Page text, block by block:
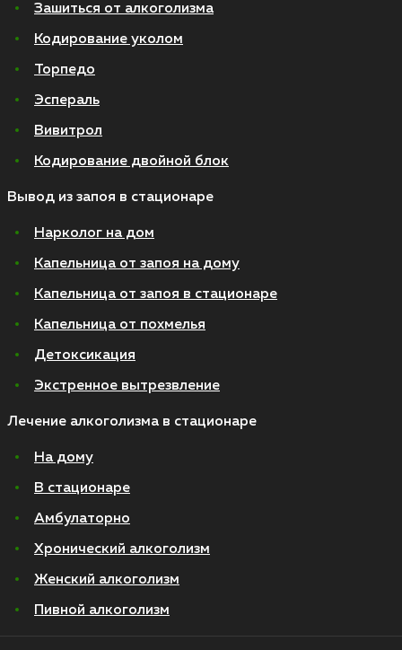
Зашиться от алкоголизма
Кодирование уколом
Торпедо
Эспераль
Вивитрол
Кодирование двойной блок
Вывод из запоя в стационаре
Нарколог на дом
Капельница от запоя на дому
Капельница от запоя в стационаре
Капельница от похмелья
Детоксикация
Экстренное вытрезвление
Лечение алкоголизма в стационаре
На дому
В стационаре
Амбулаторно
Хронический алкоголизм
Женский алкоголизм
Пивной алкоголизм